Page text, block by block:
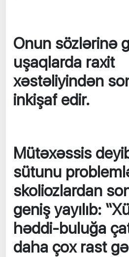
Onun sözlərinə
uşaqlarda raxit
xəstəliyindən
inkişaf edir.
Mütəxəssis
sütunu
skoliozlardan
geniş yayılıb:
həddi-buluğa
daha çox rast